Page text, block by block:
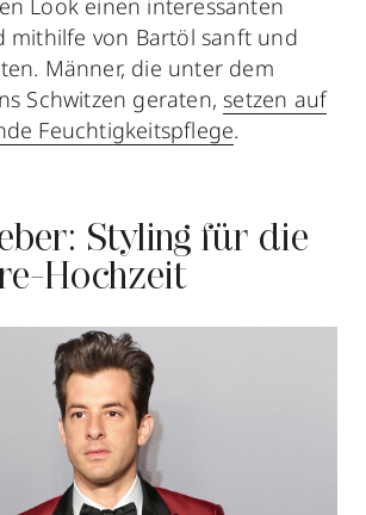
Look einen interessanten
mithilfe von Bartöl sanft und
Männer, die unter dem
Schwitzen geraten, setzen auf
Feuchtigkeitspflege.
Styling für die
Hochzeit